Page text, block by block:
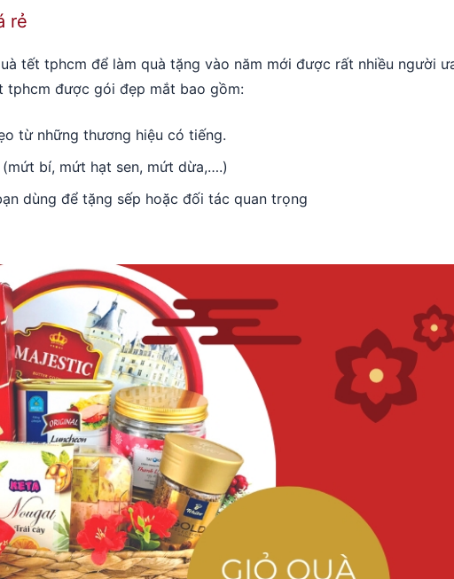
rẻ
tết tphcm để làm quà tặng vào năm mới được rất nhiều người
tphcm được gói đẹp mắt bao gồm:
từ những thương hiệu có tiếng.
bí, mứt hạt sen, mứt dừa,….)
dùng để tặng sếp hoặc đối tác quan trọng